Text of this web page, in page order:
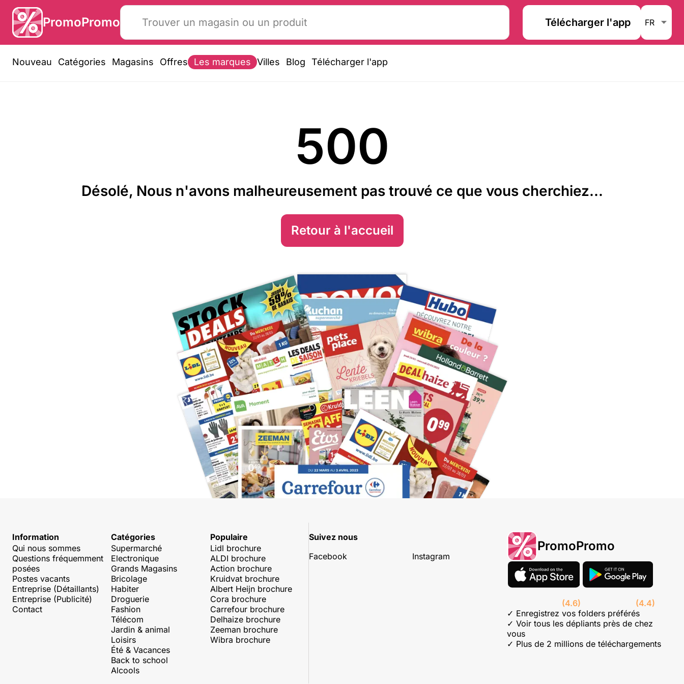
PromoPromo Télécharger l'app
Nouveau Catégories Magasins Offres Les marques Villes Blog Télécharger l'app
500
Désolé, Nous n'avons malheureusement pas trouvé ce que vous cherchiez...
Retour à l'accueil
Information
Qui nous sommes
Questions fréquemment
posées
Postes vacants
Entreprise (Détaillants)
Entreprise (Publicité)
Contact
Catégories
Supermarché
Electronique
Grands Magasins
Bricolage
Habiter
Droguerie
Fashion
Télécom
Jardin & animal
Loisirs
Été & Vacances
Back to school
Alcools
Populaire
Lidl brochure
ALDI brochure
Action brochure
Kruidvat brochure
Albert Heijn brochure
Cora brochure
Carrefour brochure
Delhaize brochure
Zeeman brochure
Wibra brochure
Suivez nous
Facebook
Instagram
PromoPromo
(4.6)
(4.4)
✓ Enregistrez vos folders préférés
✓ Voir tous les dépliants près de chez
vous
✓ Plus de 2 millions de téléchargements